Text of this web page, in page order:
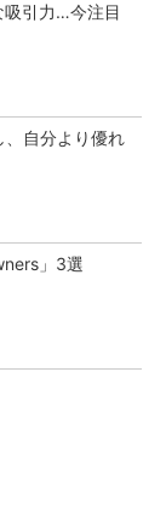
引力…今注目
、自分より優れ
」3選